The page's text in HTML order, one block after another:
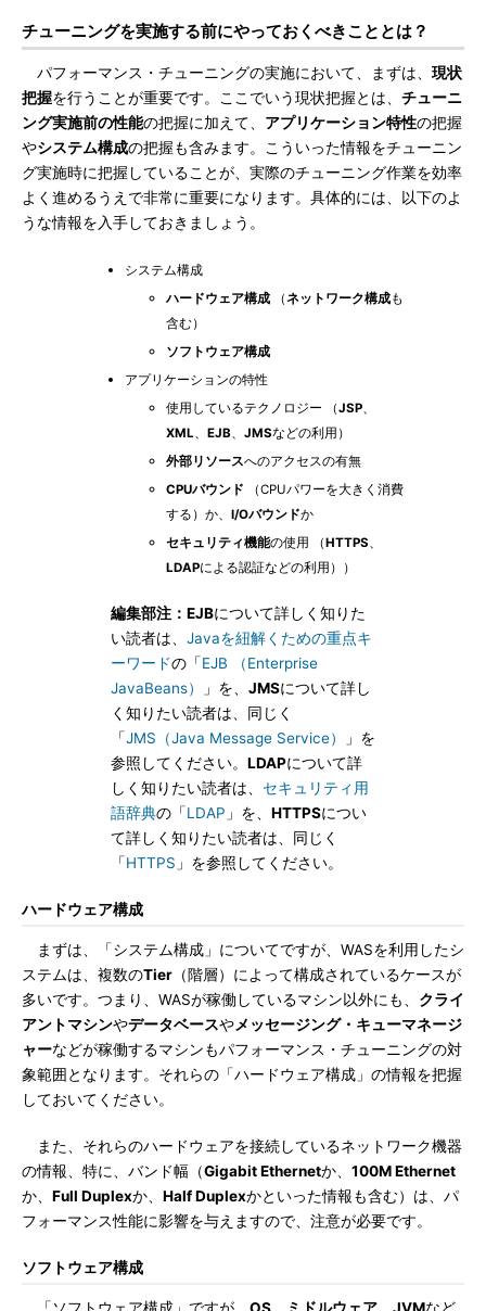
チューニングを実施する前にやっておくべきこととは？
パフォーマンス・チューニングの実施において、まずは、 現状
把握を行うことが重要です。ここでいう現状把握とは、 チューニ
ング実施前の性能の把握に加えて、 アプリケーション特性の把握
やシステム構成の把握も含みます。こういった情報をチューニン
グ実施時に把握していることが、実際のチューニング作業を効率
よく進めるうえで非常に重要になります。具体的には、以下のよ
うな情報を入手しておきましょう。
システム構成
ハードウェア構成
（ネットワーク構成も
含む）
ソフトウェア構成
アプリケーションの特性
使用しているテクノロジー （JSP、
XML、 EJB、 JMSなどの利用）
外部リソースへのアクセスの有無
CPUバウンド （CPUパワーを大きく消費
する）か、 I/Oバウンドか
セキュリティ機能の使用 （HTTPS、
LDAPによる認証などの利用））
編集部注： EJBについて詳しく知りた
い読者は、 Javaを紐解くための重点キ
ーワードの「EJB （Enterprise
JavaBeans）
」を、 JMSについて詳し
く知りたい読者は、同じく
「JMS（Java Message Service）
」を
参照してください。 LDAPについて詳
しく知りたい読者は、 セキュリティ用
語辞典の「LDAP 」を、 HTTPSについ
て詳しく知りたい読者は、同じく
「HTTPS 」を参照してください。
ハードウェア構成
まずは、「システム構成」についてですが、WASを利用したシ
ステムは、複数のTier （階層）によって構成されているケースが
多いです。つまり、WASが稼働しているマシン以外にも、 クライ
アントマシンやデータベースやメッセージング・キューマネージ
ャーなどが稼働するマシンもパフォーマンス・チューニングの対
象範囲となります。それらの「ハードウェア構成」の情報を把握
しておいてください。
また、それらのハードウェアを接続しているネットワーク機器
の情報、特に、バンド幅（Gigabit Ethernetか、 100M Ethernet
か、 Full Duplexか、 Half Duplexかといった情報も含む）は、パ
フォーマンス性能に影響を与えますので、注意が必要です。
ソフトウェア構成